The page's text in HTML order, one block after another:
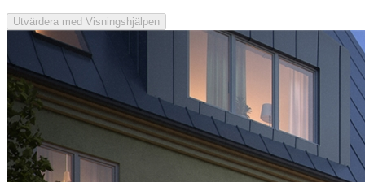
Utvärdera med Visningshjälpen